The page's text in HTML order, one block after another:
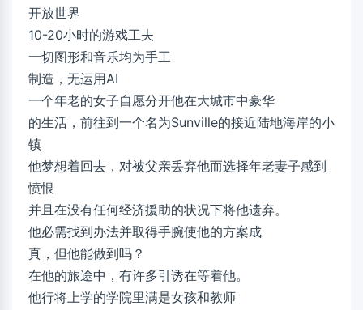
开放世界
10-20小时的游戏工夫
一切图形和音乐均为手工
制造，无运用AI
一个年老的女子自愿分开他在大城市中豪华
的生活，前往到一个名为Sunville的接近陆地海岸的小
镇
他梦想着回去，对被父亲丢弃他而选择年老妻子感到
愤恨
并且在没有任何经济援助的状况下将他遗弃。
他必需找到办法并取得手腕使他的方案成
真，但他能做到吗？
在他的旅途中，有许多引诱在等着他。
他行将上学的学院里满是女孩和教师